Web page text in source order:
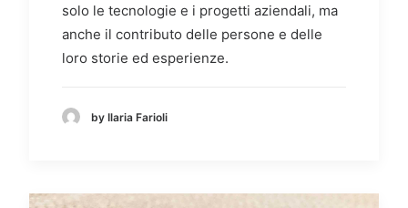
solo le tecnologie e i progetti aziendali, ma
anche il contributo delle persone e delle
loro storie ed esperienze.
by Ilaria Farioli